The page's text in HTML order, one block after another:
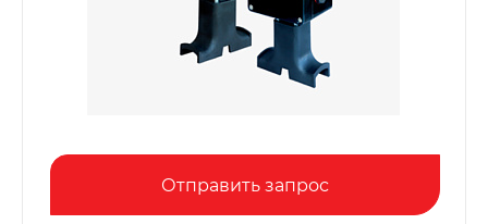
Отправить запрос